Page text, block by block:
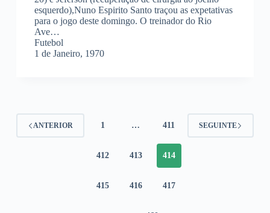
esquerdo),Nuno Espirito Santo traçou as expetativas
para o jogo deste domingo. O treinador do Rio
Ave…
Futebol
1 de Janeiro, 1970
ANTERIOR 1 … 411
412 413 414
415 416 417
SEGUINTE